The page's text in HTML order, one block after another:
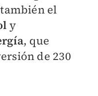
el
y
, que
de 230